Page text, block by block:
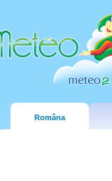
Româna